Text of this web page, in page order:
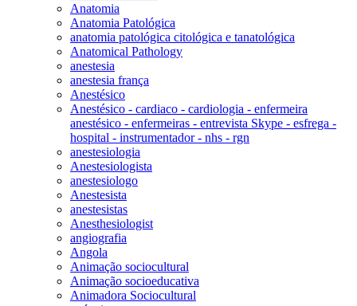
Anatomia
Anatomia Patológica
anatomia patológica citológica e tanatológica
Anatomical Pathology
anestesia
anestesia frança
Anestésico
Anestésico - cardiaco - cardiologia - enfermeira
anestésico - enfermeiras - entrevista Skype - esfrega -
hospital - instrumentador - nhs - rgn
anestesiologia
Anestesiologista
anestesiologo
Anestesista
anestesistas
Anesthesiologist
angiografia
Angola
Animação sociocultural
Animação socioeducativa
Animadora Sociocultural